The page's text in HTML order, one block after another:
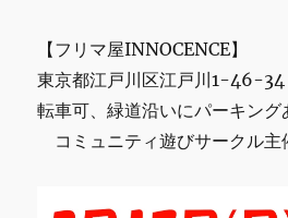
【フリマ屋INNOCENCE】
東京都江戸川区江戸川1-46-
転車可、緑道沿いにパーキング
コミュニティ遊びサークル主